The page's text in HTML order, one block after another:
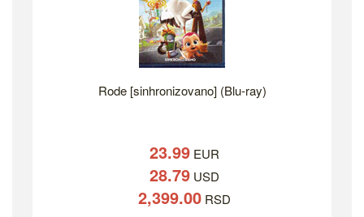
Rode [sinhronizovano] (Blu-ray)
23.99EUR
28.79USD
2,399.00RSD